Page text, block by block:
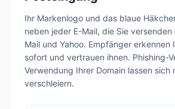
Ihr Markenlogo und das blaue
neben jeder E-Mail, die Sie
Mail und Yahoo. Empfänger erkennen
sofort und vertrauen ihnen. Phishing-
Verwendung Ihrer Domain lassen sich
verschleiern.